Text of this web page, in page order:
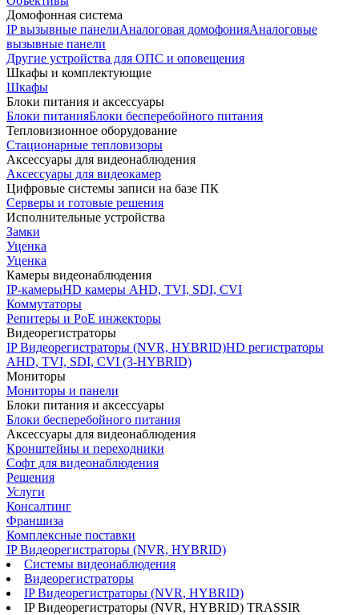
Домофонная система
IP вызывные панелиАналоговая домофонияАналоговые
вызывные панели
Другие устройства для ОПС и оповещения
Шкафы и комплектующие
Шкафы
Блоки питания и аксессуары
Блоки питанияБлоки бесперебойного питания
Тепловизионное оборудование
Стационарные тепловизоры
Аксессуары для видеонаблюдения
Аксессуары для видеокамер
Цифровые системы записи на базе ПК
Серверы и готовые решения
Исполнительные устройства
Замки
Уценка
Уценка
Камеры видеонаблюдения
IP-камерыHD камеры AHD, TVI, SDI, CVI
Коммутаторы
Репитеры и PoE инжекторы
Видеорегистраторы
IP Видеорегистраторы (NVR, HYBRID)HD регистраторы
AHD, TVI, SDI, CVI (3-HYBRID)
Мониторы
Мониторы и панели
Блоки питания и аксессуары
Блоки бесперебойного питания
Аксессуары для видеонаблюдения
Кронштейны и переходники
Софт для видеонаблюдения
Решения
Услуги
Консалтинг
Франшиза
Комплексные поставки
IP Видеорегистраторы (NVR, HYBRID)
Системы видеонаблюдения
Видеорегистраторы
IP Видеорегистраторы (NVR, HYBRID)
IP Видеорегистраторы (NVR, HYBRID) TRASSIR